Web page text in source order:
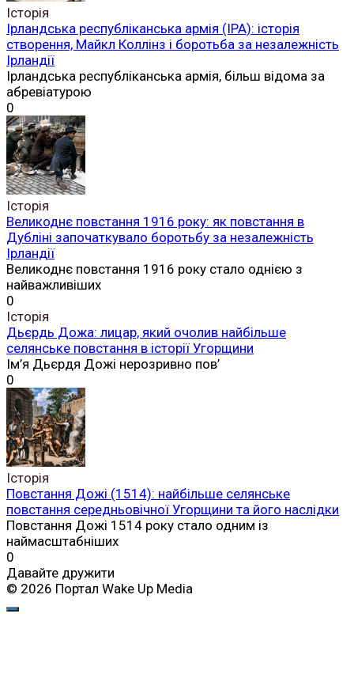
Історія
Ірландська республіканська армія (ІРА): історія
створення, Майкл Коллінз і боротьба за незалежність
Ірландії
Ірландська республіканська армія, більш відома за
абревіатурою
0
Історія
Великоднє повстання 1916 року: як повстання в
Дубліні започаткувало боротьбу за незалежність
Ірландії
Великоднє повстання 1916 року стало однією з
найважливіших
0
Історія
Дьєрдь Дожа: лицар, який очолив найбільше
селянське повстання в історії Угорщини
Ім’я Дьєрдя Дожі нерозривно пов’
0
Історія
Повстання Дожі (1514): найбільше селянське
повстання середньовічної Угорщини та його наслідки
Повстання Дожі 1514 року стало одним із
наймасштабніших
0
Давайте дружити
© 2026 Портал Wake Up Media